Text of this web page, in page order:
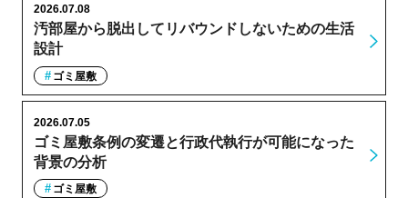
汚部屋から脱出してリバウンドしないための生活
設計
2026.07.08
ゴミ屋敷
ゴミ屋敷条例の変遷と行政代執行が可能になった
背景の分析
2026.07.05
ゴミ屋敷